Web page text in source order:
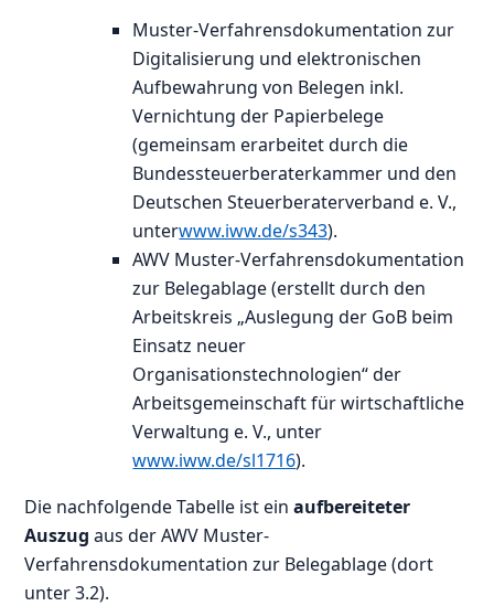
Muster-Verfahrensdokumentation zur
Digitalisierung und elektronischen
Aufbewahrung von Belegen inkl.
Vernichtung der Papierbelege
(gemeinsam erarbeitet durch die
Bundessteuerberaterkammer und den
Deutschen Steuerberaterverband e. V.,
unterwww.iww.de/s343).
AWV Muster-Verfahrensdokumentation
zur Belegablage (erstellt durch den
Arbeitskreis „Auslegung der GoB beim
Einsatz neuer
Organisationstechnologien“ der
Arbeitsgemeinschaft für wirtschaftliche
Verwaltung e. V., unter
www.iww.de/sl1716).
Die nachfolgende Tabelle ist einaufbereiteter
Auszug aus der AWV Muster-
Verfahrensdokumentation zur Belegablage (dort
unter 3.2).